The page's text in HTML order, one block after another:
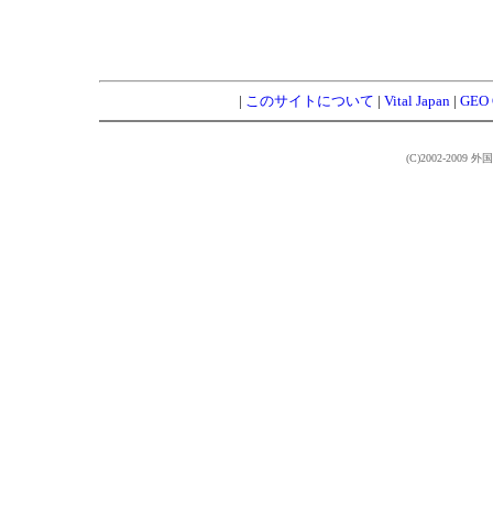
| このサイトについて | Vital Japan | GEO
(C)2002-2009 外